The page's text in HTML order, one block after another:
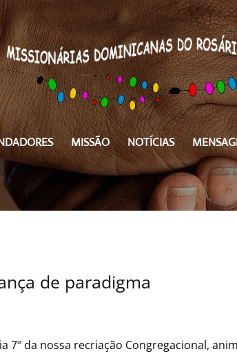
MISSÃO NOTÍCIAS
de paradigma
7º da nossa recriação Congregacional,